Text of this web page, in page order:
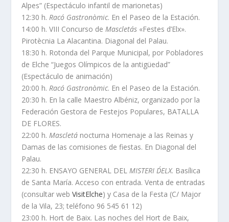
Alpes” (Espectáculo infantil de marionetas)
12:30 h.Racó Gastronòmic. En el Paseo de la Estación.
14:00 h. VIII Concurso deMascletás «Festes d’Elx».
Pirotècnia La Alacantina. Diagonal del Palau.
18:30 h. Rotonda del Parque Municipal, por Pobladores
de Elche “Juegos Olímpicos de la antigüedad”
(Espectáculo de animación)
20:00 h.Racó Gastronòmic. En el Paseo de la Estación.
20:30 h. En la calle Maestro Albéniz, organizado por la
Federación Gestora de Festejos Populares, BATALLA
DE FLORES.
22:00 h.Mascletá nocturna Homenaje a las Reinas y
Damas de las comisiones de fiestas. En Diagonal del
Palau.
22:30 h. ENSAYO GENERAL DELMISTERI D´ELX. Basílica
de Santa María. Acceso con entrada. Venta de entradas
(consultar webVisitElche) y Casa de la Festa (C/ Major
de la Vila, 23; teléfono 96 545 61 12)
23:00 h. Hort de Baix. Las noches del Hort de Baix,